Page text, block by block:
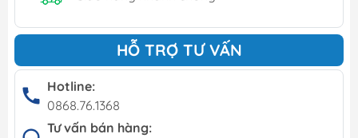
HỖ TRỢ TƯ VẤN
Hotline:
0868.76.1368
Tư vấn bán hàng: